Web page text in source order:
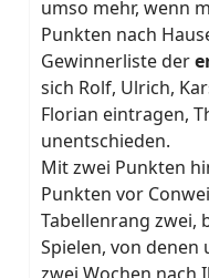
umso mehr, wenn
Punkten nach
Gewinnerliste der
sich Rolf, Ulrich,
Florian eintragen,
unentschieden.
Mit zwei Punkten
Punkten vor
Tabellenrang zwei,
Spielen, von denen